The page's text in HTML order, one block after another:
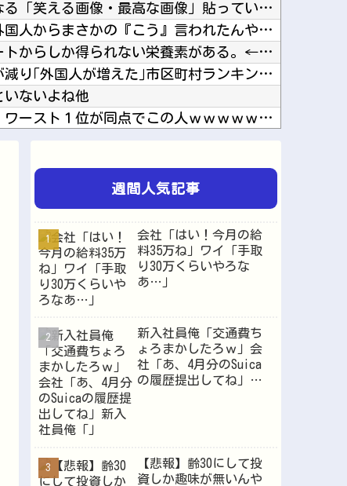
【画像】思わず保存したくなる「笑える画像・最高な画像」貼っていけｗｗｗｗｗ他
【驚愕】マチアプで会った外国人からまさかの『こう』言われたんやがこれワイ詰みか？？？？？？...
【ウマ娘】海外のファンアートからしか得られない栄養素がある。←「おデジ以外味付けが濃いな…...
【急いで引っ越せ】日本人が減り｢外国人が増えた｣市区町村ランキングｷﾀ━━!他
いないよね他
日本をダメにした総理大臣、ワースト１位が同点でこの人ｗｗｗｗｗｗ他
コミティア完売おめでとう！他
【にじさんじ】梢桃音、映画ちいかわ感想＆考察会＆平和的解決RTA！なんか道徳の授業みたい他
【悲報】「HUNTER×HUNTER」のビヨンド=ネテロさん、何か思ってた奴と違う・・・他
の後付け他
話感想 再び集まる5人！最後のCRYCH...
Powered by livedoor 相互RSS
週間人気記事
会社「はい！今月の給
料35万ね」ワイ「手取
り30万くらいやろな
あ…」
新入社員俺「交通費ち
ょろまかしたろｗ」会
社「あ、4月分のSuica
の履歴提出してね」新
【悲報】齢30にして投
資しか趣味が無いんや